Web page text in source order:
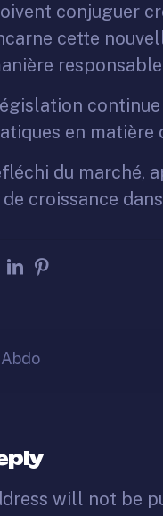
conjuguer
cette
en matière
du marché,
croissance
Abdo
will not be